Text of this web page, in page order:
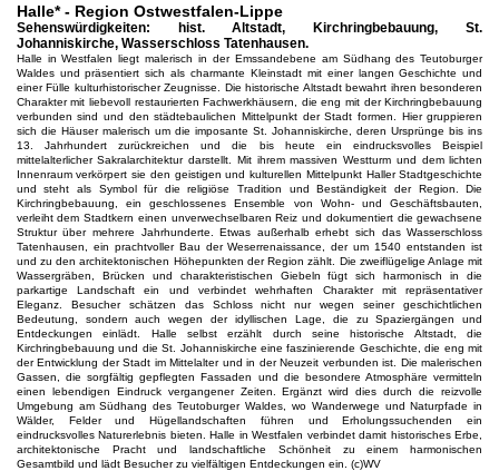
Halle* - Region Ostwestfalen-Lippe
Sehenswürdigkeiten: hist. Altstadt, Kirchringbebauung, St.
Johanniskirche, Wasserschloss Tatenhausen.
Halle in Westfalen liegt malerisch in der Emssandebene am Südhang des Teutoburger
Waldes und präsentiert sich als charmante Kleinstadt mit einer langen Geschichte und
einer Fülle kulturhistorischer Zeugnisse. Die historische Altstadt bewahrt ihren besonderen
Charakter mit liebevoll restaurierten Fachwerkhäusern, die eng mit der Kirchringbebauung
verbunden sind und den städtebaulichen Mittelpunkt der Stadt formen. Hier gruppieren
sich die Häuser malerisch um die imposante St. Johanniskirche, deren Ursprünge bis ins
13. Jahrhundert zurückreichen und die bis heute ein eindrucksvolles Beispiel
mittelalterlicher Sakralarchitektur darstellt. Mit ihrem massiven Westturm und dem lichten
Innenraum verkörpert sie den geistigen und kulturellen Mittelpunkt Haller Stadtgeschichte
und steht als Symbol für die religiöse Tradition und Beständigkeit der Region. Die
Kirchringbebauung, ein geschlossenes Ensemble von Wohn- und Geschäftsbauten,
verleiht dem Stadtkern einen unverwechselbaren Reiz und dokumentiert die gewachsene
Struktur über mehrere Jahrhunderte. Etwas außerhalb erhebt sich das Wasserschloss
Tatenhausen, ein prachtvoller Bau der Weserrenaissance, der um 1540 entstanden ist
und zu den architektonischen Höhepunkten der Region zählt. Die zweiflügelige Anlage mit
Wassergräben, Brücken und charakteristischen Giebeln fügt sich harmonisch in die
parkartige Landschaft ein und verbindet wehrhaften Charakter mit repräsentativer
Eleganz. Besucher schätzen das Schloss nicht nur wegen seiner geschichtlichen
Bedeutung, sondern auch wegen der idyllischen Lage, die zu Spaziergängen und
Entdeckungen einlädt. Halle selbst erzählt durch seine historische Altstadt, die
Kirchringbebauung und die St. Johanniskirche eine faszinierende Geschichte, die eng mit
der Entwicklung der Stadt im Mittelalter und in der Neuzeit verbunden ist. Die malerischen
Gassen, die sorgfältig gepflegten Fassaden und die besondere Atmosphäre vermitteln
einen lebendigen Eindruck vergangener Zeiten. Ergänzt wird dies durch die reizvolle
Umgebung am Südhang des Teutoburger Waldes, wo Wanderwege und Naturpfade in
Wälder, Felder und Hügellandschaften führen und Erholungssuchenden ein
eindrucksvolles Naturerlebnis bieten. Halle in Westfalen verbindet damit historisches Erbe,
architektonische Pracht und landschaftliche Schönheit zu einem harmonischen
Gesamtbild und lädt Besucher zu vielfältigen Entdeckungen ein. (c)WV